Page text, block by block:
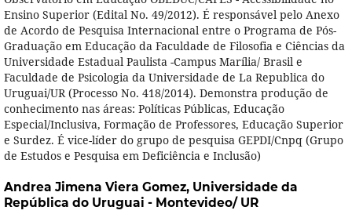
Ensino Superior (Edital No. 49/2012). É responsável pelo Anexo
de Acordo de Pesquisa Internacional entre o Programa de Pós-
Graduação em Educação da Faculdade de Filosofia e Ciências da
Universidade Estadual Paulista -Campus Marília/ Brasil e
Faculdade de Psicologia da Universidade de La Republica do
Uruguai/UR (Processo No. 418/2014). Demonstra produção de
conhecimento nas áreas: Políticas Públicas, Educação
Especial/Inclusiva, Formação de Professores, Educação Superior
e Surdez. É vice-líder do grupo de pesquisa GEPDI/Cnpq (Grupo
de Estudos e Pesquisa em Deficiência e Inclusão)
Andrea Jimena Viera Gomez, Universidade da
República do Uruguai - Montevideo/ UR